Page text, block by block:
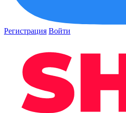
Регистрация Войти